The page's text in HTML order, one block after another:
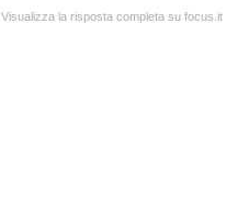
Visualizza la risposta completa su focus.it